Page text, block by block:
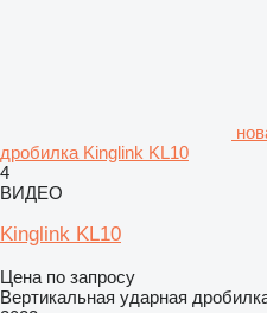
дробилка Kinglink KL10
4
ВИДЕО
Kinglink KL10
Цена по запросу
Вертикальная ударная